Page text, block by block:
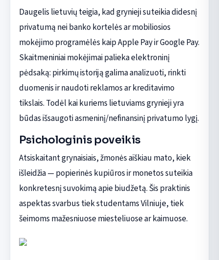
Daugelis lietuvių teigia, kad grynieji suteikia didesnį
privatumą nei banko kortelės ar mobiliosios
mokėjimo programėlės kaip Apple Pay ir Google Pay.
Skaitmeniniai mokėjimai palieka elektroninį
pėdsaką: pirkimų istoriją galima analizuoti, rinkti
duomenis ir naudoti reklamos ar kreditavimo
tikslais. Todėl kai kuriems lietuviams grynieji yra
būdas išsaugoti asmeninį/nefinansinį privatumo lygį.
Psichologinis poveikis
Atsiskaitant grynaisiais, žmonės aiškiau mato, kiek
išleidžia — popierinės kupiūros ir monetos suteikia
konkretesnį suvokimą apie biudžetą. Šis praktinis
aspektas svarbus tiek studentams Vilniuje, tiek
šeimoms mažesniuose miesteliuose ar kaimuose.